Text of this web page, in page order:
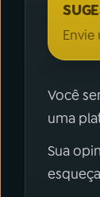
Envie
Você
uma
Sua